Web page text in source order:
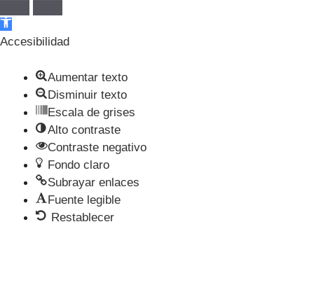
Abrir barra de herramientas
Accesibilidad
Aumentar texto
Disminuir texto
Escala de grises
Alto contraste
Contraste negativo
Fondo claro
Subrayar enlaces
Fuente legible
Restablecer